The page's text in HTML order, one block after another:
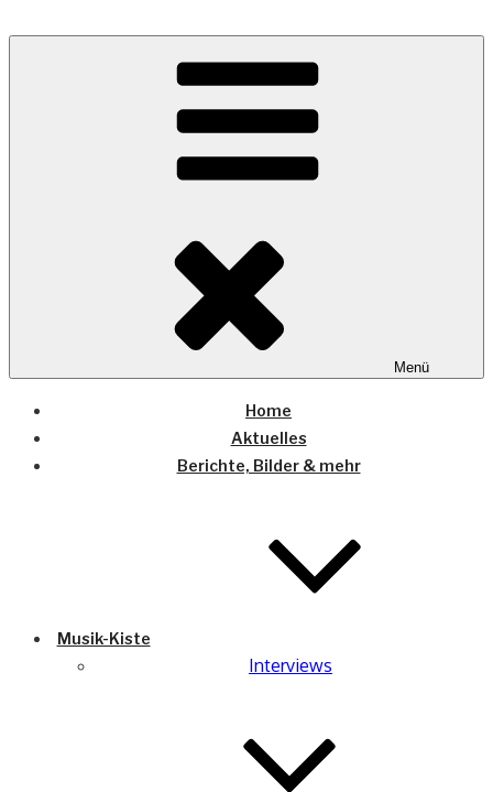
COUNTRYHOME
Wo die (Country-) Musik Zuhause ist
Menü
Home
Aktuelles
Berichte, Bilder & mehr
Musik-Kiste
Interviews